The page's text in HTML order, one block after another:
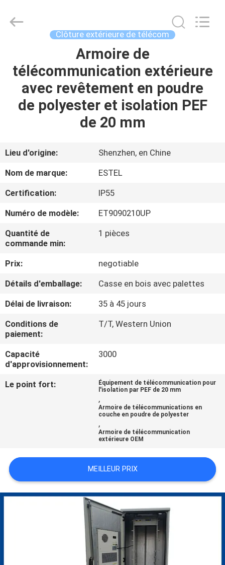
PRODUITS
DE
NOUS
VISITE
D'USINE
CONTRÔLE
DE
QUALITÉ
CONTACTEZ-
NOUS
NOUVELLES
PLAN
DU
SITE
AND
TECHNOLOGY
Clôture extérieure de télécom
Armoire de
télécommunication extérieure
avec revêtement en poudre
de polyester et isolation PEF
de 20 mm
Lieu d'origine:
Shenzhen, en Chine
Nom de marque:
ESTEL
Certification:
IP55
Numéro de modèle:
ET9090210UP
Quantité de
commande min:
1 pièces
Prix:
negotiable
Détails d'emballage:
Casse en bois avec palettes
Délai de livraison:
35 à 45 jours
Conditions de
paiement:
T/T, Western Union
Capacité
d'approvisionnement:
3000
Le point fort:
Équipement de télécommunication pour
l'isolation par PEF de 20 mm
,
Armoire de télécommunications en
couche en poudre de polyester
,
Armoire de télécommunication
extérieure OEM
MEILLEUR PRIX